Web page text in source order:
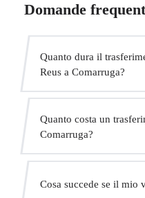
Domande
Quanto dura il
Reus a Comarruga?
Quanto costa un
Comarruga?
prezzo fisso immediato.
Cosa succede se il mio